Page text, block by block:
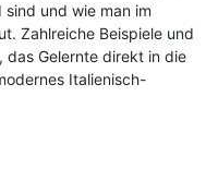
und wie man im
Zahlreiche Beispiele und
das Gelernte direkt in die
Italienisch-